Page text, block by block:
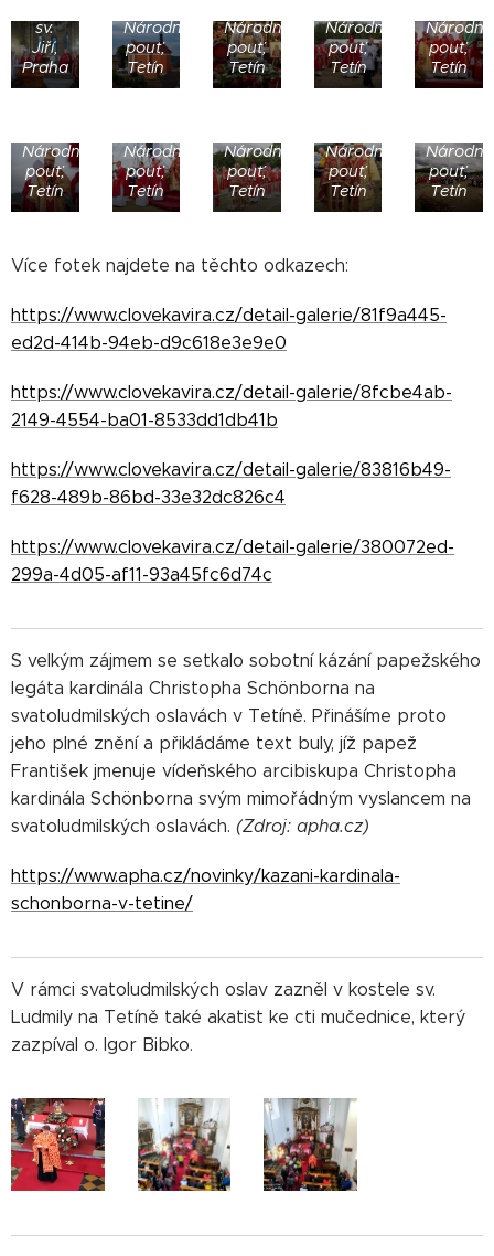
sv.
Jiří,
Praha
Národní
pouť,
Tetín
Národní
pouť,
Tetín
Národní
pouť,
Tetín
Národní
pouť,
Tetín
Národní
pouť,
Tetín
Národní
pouť,
Tetín
Národní
pouť,
Tetín
Národní
pouť,
Tetín
Národní
pouť,
Tetín
Více fotek najdete na těchto odkazech:
https://www.clovekavira.cz/detail-galerie/81f9a445-
ed2d-414b-94eb-d9c618e3e9e0
https://www.clovekavira.cz/detail-galerie/8fcbe4ab-
2149-4554-ba01-8533dd1db41b
https://www.clovekavira.cz/detail-galerie/83816b49-
f628-489b-86bd-33e32dc826c4
https://www.clovekavira.cz/detail-galerie/380072ed-
299a-4d05-af11-93a45fc6d74c
S velkým zájmem se setkalo sobotní kázání papežského
legáta kardinála Christopha Schönborna na
svatoludmilských oslavách v Tetíně. Přinášíme proto
jeho plné znění a přikládáme text buly, jíž papež
František jmenuje vídeňského arcibiskupa Christopha
kardinála Schönborna svým mimořádným vyslancem na
svatoludmilských oslavách. (Zdroj: apha.cz)
https://www.apha.cz/novinky/kazani-kardinala-
schonborna-v-tetine/
V rámci svatoludmilských oslav zazněl v kostele sv.
Ludmily na Tetíně také akatist ke cti mučednice, který
zazpíval o. Igor Bibko.